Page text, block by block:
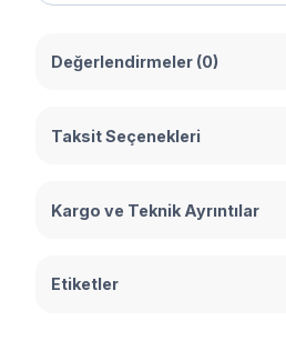
Değerlendirmeler (0)
Taksit Seçenekleri
Kargo ve Teknik Ayrıntılar
Etiketler